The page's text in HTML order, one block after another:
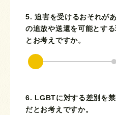
5. 迫害を受けるおそれが
の追放や送還を可能とす
とお考えですか。
6. LGBTに対する差別を
だとお考えですか。